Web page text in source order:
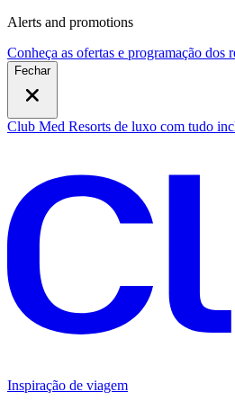
Alerts and promotions
Conheça as ofertas e programação dos
Fechar
Club Med Resorts de luxo com tudo
Inspiração de viagem